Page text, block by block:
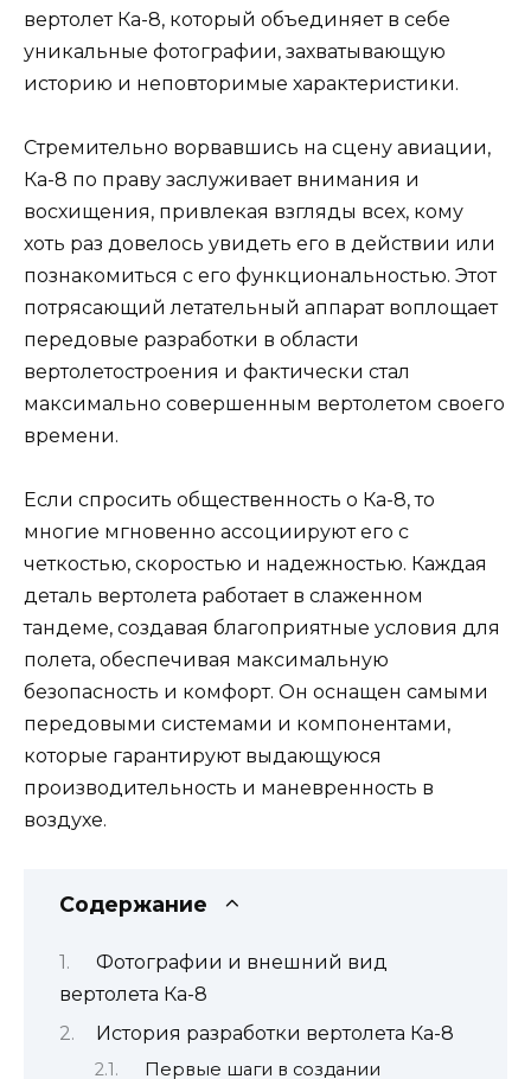
вертолет Ка-8, который объединяет в себе
уникальные фотографии, захватывающую
историю и неповторимые характеристики.
Стремительно ворвавшись на сцену авиации,
Ка-8 по праву заслуживает внимания и
восхищения, привлекая взгляды всех, кому
хоть раз довелось увидеть его в действии или
познакомиться с его функциональностью. Этот
потрясающий летательный аппарат воплощает
передовые разработки в области
вертолетостроения и фактически стал
максимально совершенным вертолетом своего
времени.
Если спросить общественность о Ка-8, то
многие мгновенно ассоциируют его с
четкостью, скоростью и надежностью. Каждая
деталь вертолета работает в слаженном
тандеме, создавая благоприятные условия для
полета, обеспечивая максимальную
безопасность и комфорт. Он оснащен самыми
передовыми системами и компонентами,
которые гарантируют выдающуюся
производительность и маневренность в
воздухе.
Содержание
Фотографии и внешний вид
вертолета Ка-8
История разработки вертолета Ка-8
Первые шаги в создании